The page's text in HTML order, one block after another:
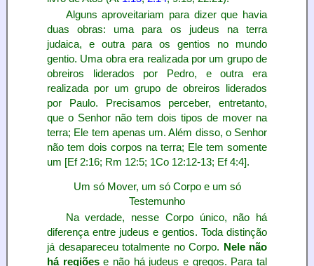
Alguns aproveitariam para dizer que havia
duas obras: uma para os judeus na terra
judaica, e outra para os gentios no mundo
gentio. Uma obra era realizada por um grupo de
obreiros liderados por Pedro, e outra era
realizada por um grupo de obreiros liderados
por Paulo. Precisamos perceber, entretanto,
que o Senhor não tem dois tipos de mover na
terra; Ele tem apenas um. Além disso, o Senhor
não tem dois corpos na terra; Ele tem somente
um [Ef 2:16; Rm 12:5; 1Co 12:12-13; Ef 4:4].
Um só Mover, um só Corpo e um só
Testemunho
Na verdade, nesse Corpo único, não há
diferença entre judeus e gentios. Toda distinção
já desapareceu totalmente no Corpo. Nele não
há regiõese não há judeus e gregos. Para tal